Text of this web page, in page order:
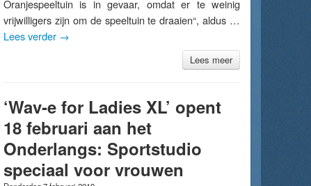
Oranjespeeltuin is in gevaar, omdat er te weinig
vrijwilligers zijn om de speeltuin te draaien“, aldus …
Lees verder →
Lees meer
‘Wav-e for Ladies XL’ opent
18 februari aan het
Onderlangs: Sportstudio
speciaal voor vrouwen